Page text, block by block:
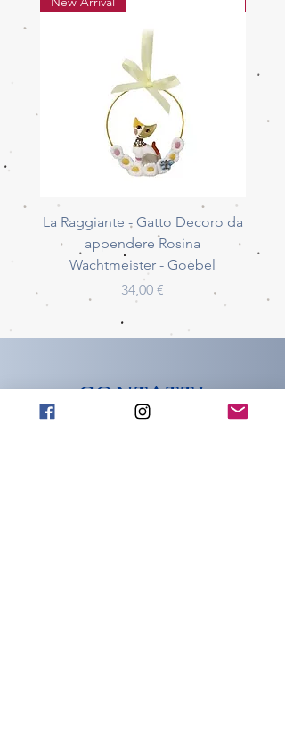
La Raggiante - Gatto Decoro da
appendere Rosina
Wachtmeister - Goebel
Prezzo
34,00 €
CONTATTI